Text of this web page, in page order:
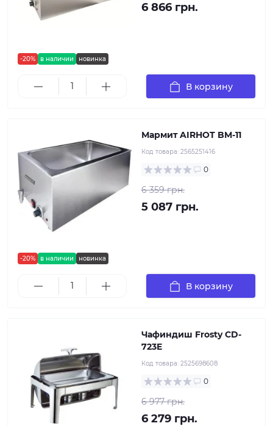
-20% в наличии новинка
6 866 грн.
В корзину
-20% в наличии новинка
Мармит AIRHOT BM-11
Код товара: 2565251416
0
6 359 грн.
5 087 грн.
В корзину
Чафиндиш Frosty CD-
723E
Код товара: 2525698608
0
6 977 грн.
6 279 грн.